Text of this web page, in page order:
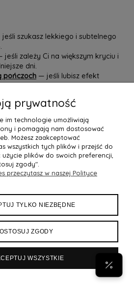
szukasz lekkiego i subtelnego
zależy Ci na większym kryciu i
dni.
pończoch— jeśli lubisz efekt
zachować wygodę rajstop.
Annto świadomy wybór — między
bardziej dopracowanie, lżej i po
POMOC
KONTO
I DOSTAWA
prywatność
im technologie umożliwiają
i pomagają nam dostosować
Możesz zaakceptować
wszystkich tych plików i przejść do
plików do swoich preferencji,
zgody".
przeczytasz w naszej Polityce
TYLKO NIEZBĘDNE
ZGODY
WSZYSTKIE